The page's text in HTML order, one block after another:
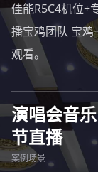
佳能R5C4机位+
播宝鸡团队 宝
观看。
演唱会音乐
节直播
案例场景